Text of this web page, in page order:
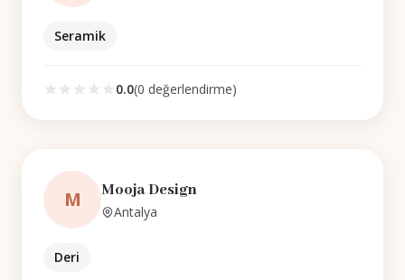
Seramik
0.0(0 değerlendirme)
M Mooja Design
Antalya
Deri